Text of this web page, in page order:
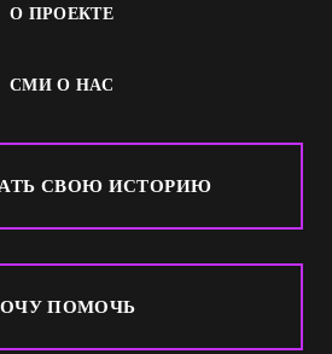
О ПРОЕКТЕ
СМИ О НАС
СВОЮ ИСТОРИЮ
ПОМОЧЬ